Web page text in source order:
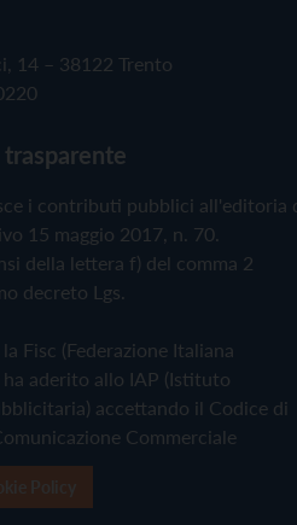
14 – 38122 Trento
i contributi pubblici all'editoria
15 maggio 2017, n. 70.
della lettera f) del comma 2
decreto Lgs.
Fisc (Federazione Italiana
aderito allo IAP (Istituto
accettando il Codice di
Commerciale